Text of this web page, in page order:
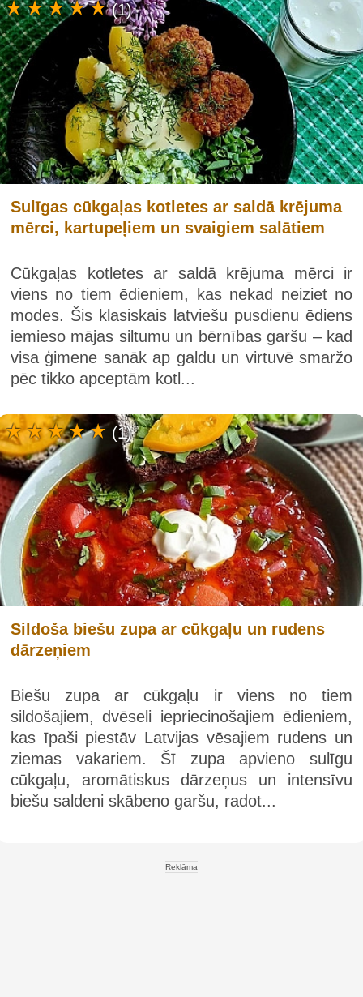
Sulīgas cūkgaļas kotletes ar saldā krējuma
mērci, kartupeļiem un svaigiem salātiem
Cūkgaļas kotletes ar saldā krējuma mērci ir
viens no tiem ēdieniem, kas nekad neiziet no
modes. Šis klasiskais latviešu pusdienu ēdiens
iemieso mājas siltumu un bērnības garšu – kad
visa ģimene sanāk ap galdu un virtuvē smaržo
pēc tikko apceptām kotl...
(1)
Sildoša biešu zupa ar cūkgaļu un rudens
dārzeņiem
Biešu zupa ar cūkgaļu ir viens no tiem
sildošajiem, dvēseli iepriecinošajiem ēdieniem,
kas īpaši piestāv Latvijas vēsajiem rudens un
ziemas vakariem. Šī zupa apvieno sulīgu
cūkgaļu, aromātiskus dārzeņus un intensīvu
biešu saldeni skābeno garšu, radot...
(1)
Reklāma